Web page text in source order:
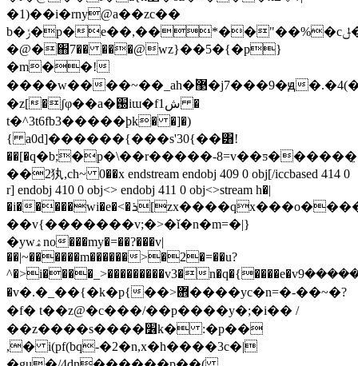
�1)��i�rny@a��zc��
b�ݬ�p�e��,��*��"��%�cݪ�a�3��v�b�������a�o����o���տ�څ�-
�@�֋7�� ���@wz}��5�{�p}
�m��!
����w����~��_ah�۬޳�j7���9�ԭ�.�4(�q�h�����u�3'��so����ۼ�`�%���4ꨊ/
�z[�ʃφ��a�֐iɯ�fش1 �
t�^3t6fb3�����ϸk� �]�)
{ a0d]������{���s'30{��͸!
��[�q�b;�p�\��r�����-8=v��ƽ������ہ͍�nw7qy*�u�rv��d��y},�n~�ӂqϝ�f�:�g�c����g|
��2犱,ch~ 0��x endstream endobj 409 0 obj[/iccbased 414 0
r] endobj 410 0 obj<> endobj 411 0 obj<>stream h�|
�i�����wi�e�<�ܪ[zx����qx���o������z�pnfedf�8�4~|||
��v{�������v;�>�ǐ�n�m=�|}
�ywۿno���my�=��?���v|
��|~������m������>�2�=��u?
^�>i����_>���������v3�n�q�{����e�vܞ������9a�mߏ/
�v�.�_��{�k�p{��>܎����yc�n=�-��~�?
�f� t��z@� c���/��p����y�;�i�� /
��z����s����׶k� :�p��
,� i(pf(bq-�2�n,x�h����3c�|